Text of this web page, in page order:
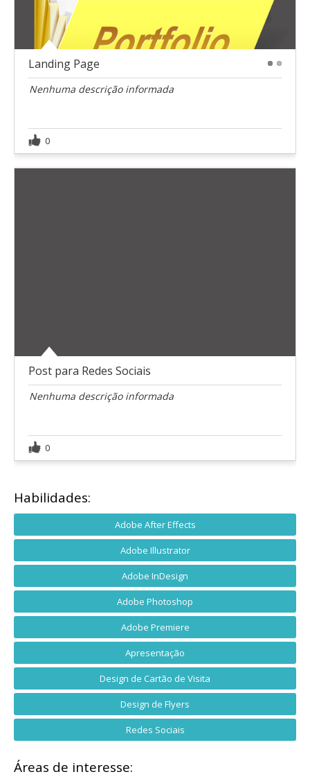
Landing Page
Nenhuma descrição informada
0
Post para Redes Sociais
Nenhuma descrição informada
0
Habilidades:
Adobe After Effects
Adobe Illustrator
Adobe InDesign
Adobe Photoshop
Adobe Premiere
Apresentação
Design de Cartão de Visita
Design de Flyers
Redes Sociais
Áreas de interesse: